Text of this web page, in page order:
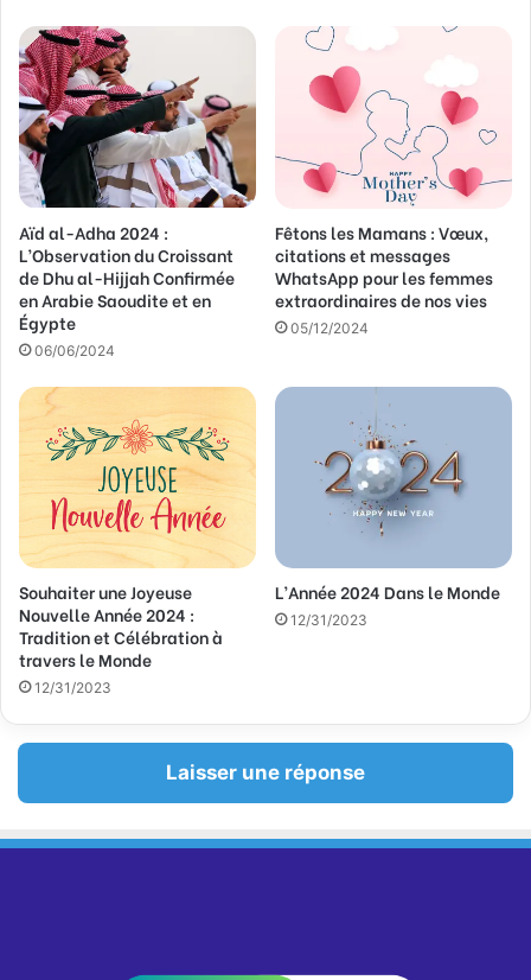
r
e
a
d
r
e
s
s
e
E
m
a
i
l
Aïd al-Adha 2024 :
L’Observation du Croissant
de Dhu al-Hijjah Confirmée
en Arabie Saoudite et en
Égypte
06/06/2024
Fêtons les Mamans : Vœux,
citations et messages
WhatsApp pour les femmes
extraordinaires de nos vies
05/12/2024
Souhaiter une Joyeuse
Nouvelle Année 2024 :
Tradition et Célébration à
travers le Monde
12/31/2023
L’Année 2024 Dans le Monde
12/31/2023
Laisser une réponse